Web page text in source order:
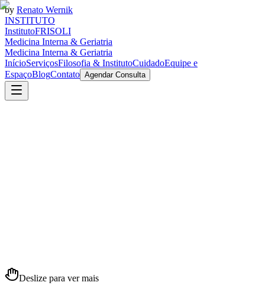
by Renato Wernik
INSTITUTO
InstitutoFRISOLI
Medicina Interna & Geriatria
Medicina Interna & Geriatria
InícioServiçosFilosofia & InstitutoCuidadoEquipe e
EspaçoBlogContato Agendar Consulta
Deslize para ver mais